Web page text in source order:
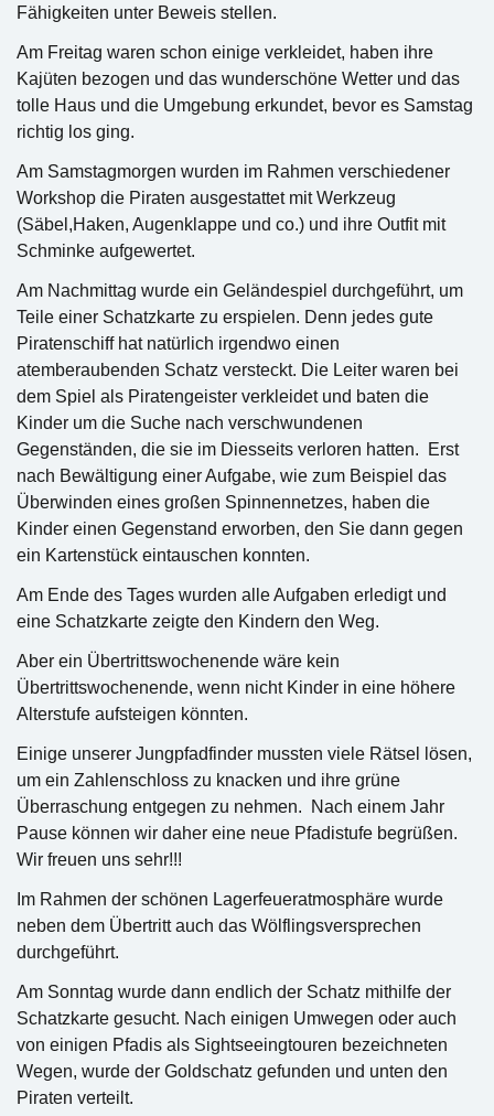
Fähigkeiten unter Beweis stellen.
Am Freitag waren schon einige verkleidet, haben ihre
Kajüten bezogen und das wunderschöne Wetter und das
tolle Haus und die Umgebung erkundet, bevor es Samstag
richtig los ging.
Am Samstagmorgen wurden im Rahmen verschiedener
Workshop die Piraten ausgestattet mit Werkzeug
(Säbel,Haken, Augenklappe und co.) und ihre Outfit mit
Schminke aufgewertet.
Am Nachmittag wurde ein Geländespiel durchgeführt, um
Teile einer Schatzkarte zu erspielen. Denn jedes gute
Piratenschiff hat natürlich irgendwo einen
atemberaubenden Schatz versteckt. Die Leiter waren bei
dem Spiel als Piratengeister verkleidet und baten die
Kinder um die Suche nach verschwundenen
Gegenständen, die sie im Diesseits verloren hatten. Erst
nach Bewältigung einer Aufgabe, wie zum Beispiel das
Überwinden eines großen Spinnennetzes, haben die
Kinder einen Gegenstand erworben, den Sie dann gegen
ein Kartenstück eintauschen konnten.
Am Ende des Tages wurden alle Aufgaben erledigt und
eine Schatzkarte zeigte den Kindern den Weg.
Aber ein Übertrittswochenende wäre kein
Übertrittswochenende, wenn nicht Kinder in eine höhere
Alterstufe aufsteigen könnten.
Einige unserer Jungpfadfinder mussten viele Rätsel lösen,
um ein Zahlenschloss zu knacken und ihre grüne
Überraschung entgegen zu nehmen. Nach einem Jahr
Pause können wir daher eine neue Pfadistufe begrüßen.
Wir freuen uns sehr!!!
Im Rahmen der schönen Lagerfeueratmosphäre wurde
neben dem Übertritt auch das Wölflingsversprechen
durchgeführt.
Am Sonntag wurde dann endlich der Schatz mithilfe der
Schatzkarte gesucht. Nach einigen Umwegen oder auch
von einigen Pfadis als Sightseeingtouren bezeichneten
Wegen, wurde der Goldschatz gefunden und unten den
Piraten verteilt.